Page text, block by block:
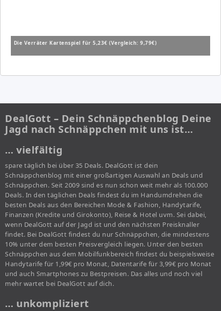
Die Verräter Kartenspiel für 5,23€ (Vergleich: 9,79€)
DealGott – Dein Schnäppchenblog Deine
Jagd nach Schnäppchen mit uns ist…
… vielfältig
spare täglich bei über 35 Deals. DealGott ist dein
Schnäppchenblog mit einer großartigen Auswahl an Deals und
Schnäppchen. Seit 2009 sind es nun schon weit mehr als 100.000
Deals. In den täglichen Deals findest du im Handumdrehen die
besten Deals aus den Bereichen Mode & Fashion, Handytarife,
Finanzen (Kredite und Girokonto), Reise & Hotel uvm. Sei dabei,
wenn DealGott auf der Jagd ist und den nächsten Preisknaller
findet. Bei DealGott findest du nur Schnäppchen, die mindestens
10% unter dem besten Preisvergleich liegen. Unter den besten
Schnäppchen aus dem Mobilfunkbereich findest du beispielsweise
Handytarife für 1,99€ pro Monat, Datentarife für 3,99€ pro Monat
und auch Smartphones zu Bestpreisen. Das alles und noch viel
mehr wartet bei DealGott auf dich.
… unkompliziert